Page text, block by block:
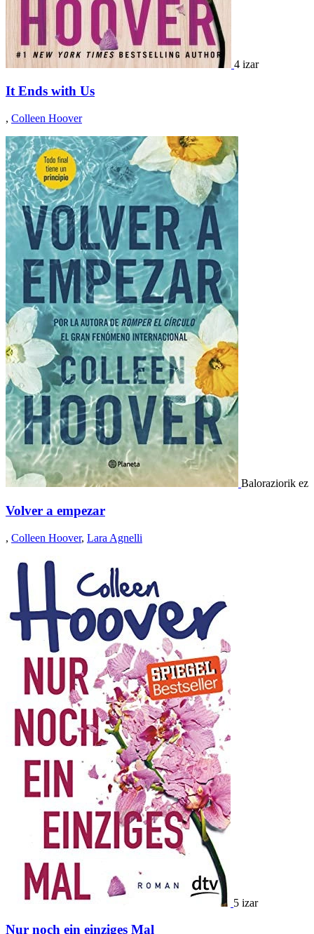
4 izar
It Ends with Us
, Colleen Hoover
Baloraziorik ez
Volver a empezar
, Colleen Hoover, Lara Agnelli
5 izar
Nur noch ein einziges Mal